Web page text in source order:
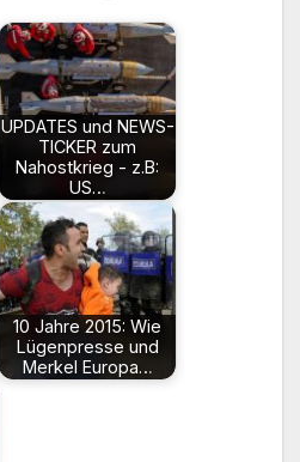
UPDATES und NEWS-
TICKER zum
Nahostkrieg - z.B:
US…
10 Jahre 2015: Wie
Lügenpresse und
Merkel Europa…